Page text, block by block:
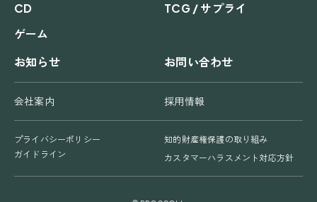
CD
TCG / サプライ
ゲーム
お知らせ
お問い合わせ
会社案内 採用情報
プライバシーポリシー
知的財産権保護の取り組み
ガイドライン
カスタマーハラスメント対応方針